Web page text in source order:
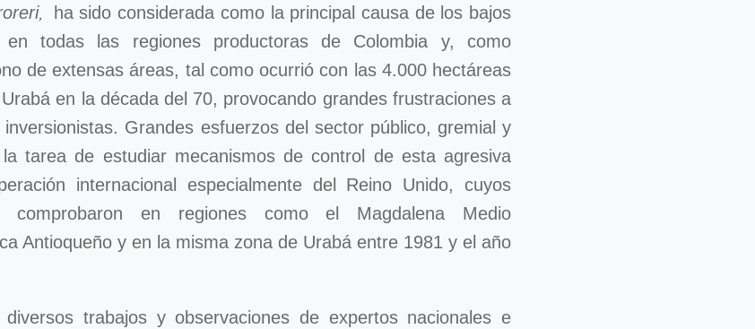
,
ha sido considerada como la principal causa de los bajos
en todas las regiones productoras de Colombia y, como
de extensas áreas, tal como ocurrió con las 4.000 hectáreas
en la década del 70, provocando grandes frustraciones a
inversionistas. Grandes esfuerzos del sector público, gremial y
tarea de estudiar mecanismos de control de esta agresiva
internacional especialmente del Reino Unido, cuyos
comprobaron en regiones como el Magdalena Medio
Antioqueño y en la misma zona de Urabá entre 1981 y el año
diversos trabajos y observaciones de expertos nacionales e